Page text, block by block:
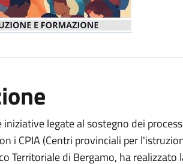
iniziativelegate al sostegno dei
i CPIA (Centri provinciali per
Territoriale di Bergamo, ha realizzato